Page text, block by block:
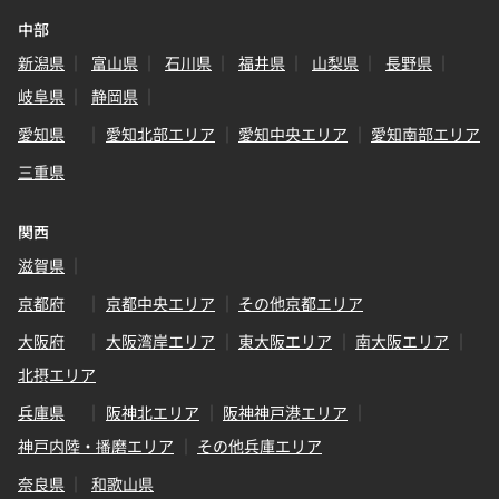
中部
新潟県
富山県 石川県 福井県 山梨県
長野県
岐阜県
静岡県
愛知県
愛知北部エリア 愛知中央エリア
愛知南部エリア
三重県
関西
滋賀県
京都府
京都中央エリア
その他京都エリア
大阪府
大阪湾岸エリア 東大阪エリア
南大阪エリア
北摂エリア
兵庫県
阪神北エリア
阪神神戸港エリア
神戸内陸・播磨エリア
その他兵庫エリア
奈良県
和歌山県